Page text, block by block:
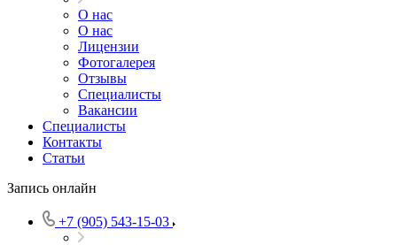
О нас
О нас
Лицензии
Фотогалерея
Отзывы
Специалисты
Вакансии
Специалисты
Контакты
Статьи
Запись онлайн
+7 (905) 543-15-03